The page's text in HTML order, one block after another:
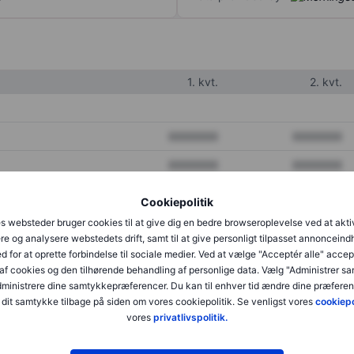
Cookiepolitik
websteder bruger cookies til at give dig en bedre browseroplevelse ved at
og analysere webstedets drift, samt til at give personligt tilpasset
for at oprette forbindelse til sociale medier. Ved at vælge "Acceptér alle"
cookies og den tilhørende behandling af personlige data. Vælg "Administrer
dine samtykkepræferencer. Du kan til enhver tid ændre dine
samtykke tilbage på siden om vores cookiepolitik. Se venligst vores
vores privatlivspolitik.
1. kvt.
2. kvt.
XXXXXXX XXXXXXX
XXXXXXX